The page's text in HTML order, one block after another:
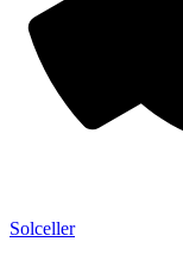
Solceller